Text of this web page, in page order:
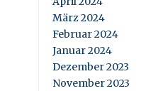
März 2024
Februar 2024
Januar 2024
Dezember 2023
November 2023